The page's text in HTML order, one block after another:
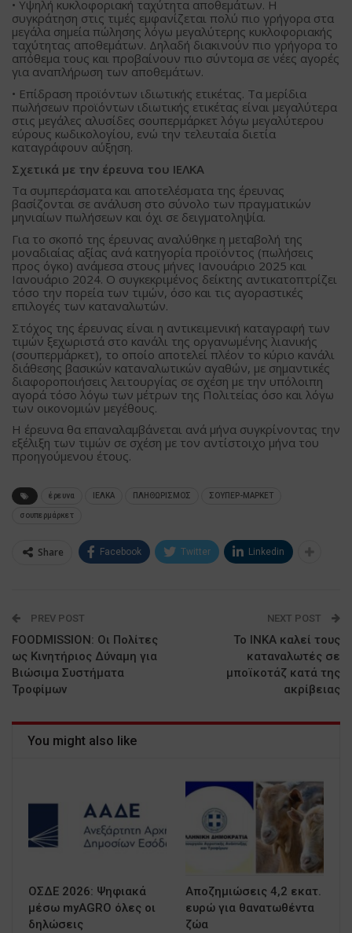
• Υψηλή κυκλοφοριακή ταχύτητα αποθεμάτων. Η
συγκράτηση στις τιμές εμφανίζεται πολύ πιο γρήγορα στα
μεγάλα σημεία πώλησης λόγω μεγαλύτερης κυκλοφοριακής
ταχύτητας αποθεμάτων. Δηλαδή διακινούν πιο γρήγορα το
απόθεμα τους και προβαίνουν πιο σύντομα σε νέες αγορές
για αναπλήρωση των αποθεμάτων.
• Επίδραση προϊόντων ιδιωτικής ετικέτας. Τα μερίδια
πωλήσεων προϊόντων ιδιωτικής ετικέτας είναι μεγαλύτερα
στις μεγάλες αλυσίδες σουπερμάρκετ λόγω μεγαλύτερου
εύρους κωδικολογίου, ενώ την τελευταία διετία
καταγράφουν αύξηση.
Σχετικά με την έρευνα του ΙΕΛΚΑ
Τα συμπεράσματα και αποτελέσματα της έρευνας
βασίζονται σε ανάλυση στο σύνολο των πραγματικών
μηνιαίων πωλήσεων και όχι σε δειγματοληψία.
Για το σκοπό της έρευνας αναλύθηκε η μεταβολή της
μοναδιαίας αξίας ανά κατηγορία προϊόντος (πωλήσεις
προς όγκο) ανάμεσα στους μήνες Ιανουάριο 2025 και
Ιανουάριο 2024. Ο συγκεκριμένος δείκτης αντικατοπτρίζει
τόσο την πορεία των τιμών, όσο και τις αγοραστικές
επιλογές των καταναλωτών.
Στόχος της έρευνας είναι η αντικειμενική καταγραφή των
τιμών ξεχωριστά στο κανάλι της οργανωμένης λιανικής
(σουπερμάρκετ), το οποίο αποτελεί πλέον το κύριο κανάλι
διάθεσης βασικών καταναλωτικών αγαθών, με σημαντικές
διαφοροποιήσεις λειτουργίας σε σχέση με την υπόλοιπη
αγορά τόσο λόγω των μέτρων της Πολιτείας όσο και λόγω
των οικονομιών μεγέθους.
Η έρευνα θα επαναλαμβάνεται ανά μήνα συγκρίνοντας την
εξέλιξη των τιμών σε σχέση με τον αντίστοιχο μήνα του
προηγούμενου έτους.
έρευνα ΙΕΛΚΑ ΠΛΗΘΩΡΙΣΜΟΣ ΣΟΥΠΕΡ-ΜΑΡΚΕΤ
σουπερμάρκετ
Share Facebook Twitter Linkedin
PREV POST
FOODMISSION: Οι Πολίτες
ως Κινητήριος Δύναμη για
Βιώσιμα Συστήματα
Τροφίμων
NEXT POST
Το ΙΝΚΑ καλεί τους
καταναλωτές σε
μποϊκοτάζ κατά της
ακρίβειας
You might also like
ΟΣΔΕ 2026: Ψηφιακά
μέσω myAGRO όλες οι
δηλώσεις
Αποζημιώσεις 4,2 εκατ.
ευρώ για θανατωθέντα
ζώα